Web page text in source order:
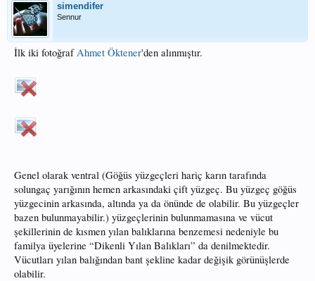
simendifer
Sennur
İlk iki fotoğrafAhmet Öktener'den alınmıştır.
Genel olarak ventral (Göğüs yüzgeçleri hariç karın tarafında
solungaç yarığının hemen arkasındaki çift yüzgeç. Bu yüzgeç göğüs
yüzgecinin arkasında, altında ya da önünde de olabilir. Bu yüzgeçler
bazen bulunmayabilir.) yüzgeçlerinin bulunmamasına ve vücut
şekillerinin de kısmen yılan balıklarına benzemesi nedeniyle bu
familya üyelerine “Dikenli Yılan Balıkları” da denilmektedir.
Vücutları yılan balığından bant şekline kadar değişik görünüşlerde
olabilir.